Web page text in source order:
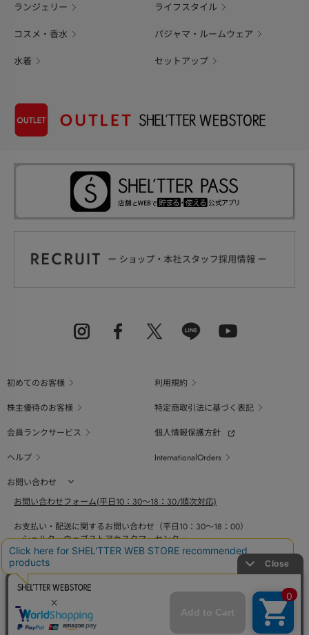
ランジェリー ライフスタイル
コスメ・香水 パジャマ・ルームウェア
水着 セットアップ
初めてのお客様
利用規約
株主優待のお客様
特定商取引法に基づく表記
会員ランクサービス
個人情報保護方針
ヘルプ
InternationalOrders
お問い合わせ
お問い合わせフォーム(平日10：30～18：30/順次対応)
お支払い・配送に関するお問い合わせ（平日10：30～18：00）
シェルターウェブストアカスタマーセンター
0800-123-6820
商品の素材、サイズ、仕様等に関するお問い合せ（平日10：30～18：00）
バロックジャパンリミテッドコールセンター
03-6730-9191
BAROQUE JAPAN LIMITED